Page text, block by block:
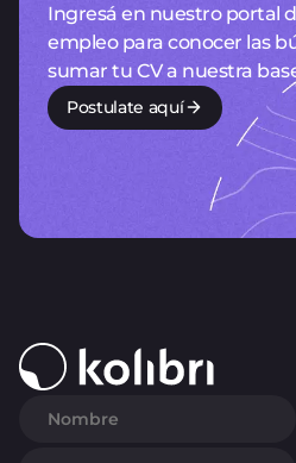
Ingresá en nuestro portal
empleo para conocer las
sumar tu CV a nuestra
Postulate aquí